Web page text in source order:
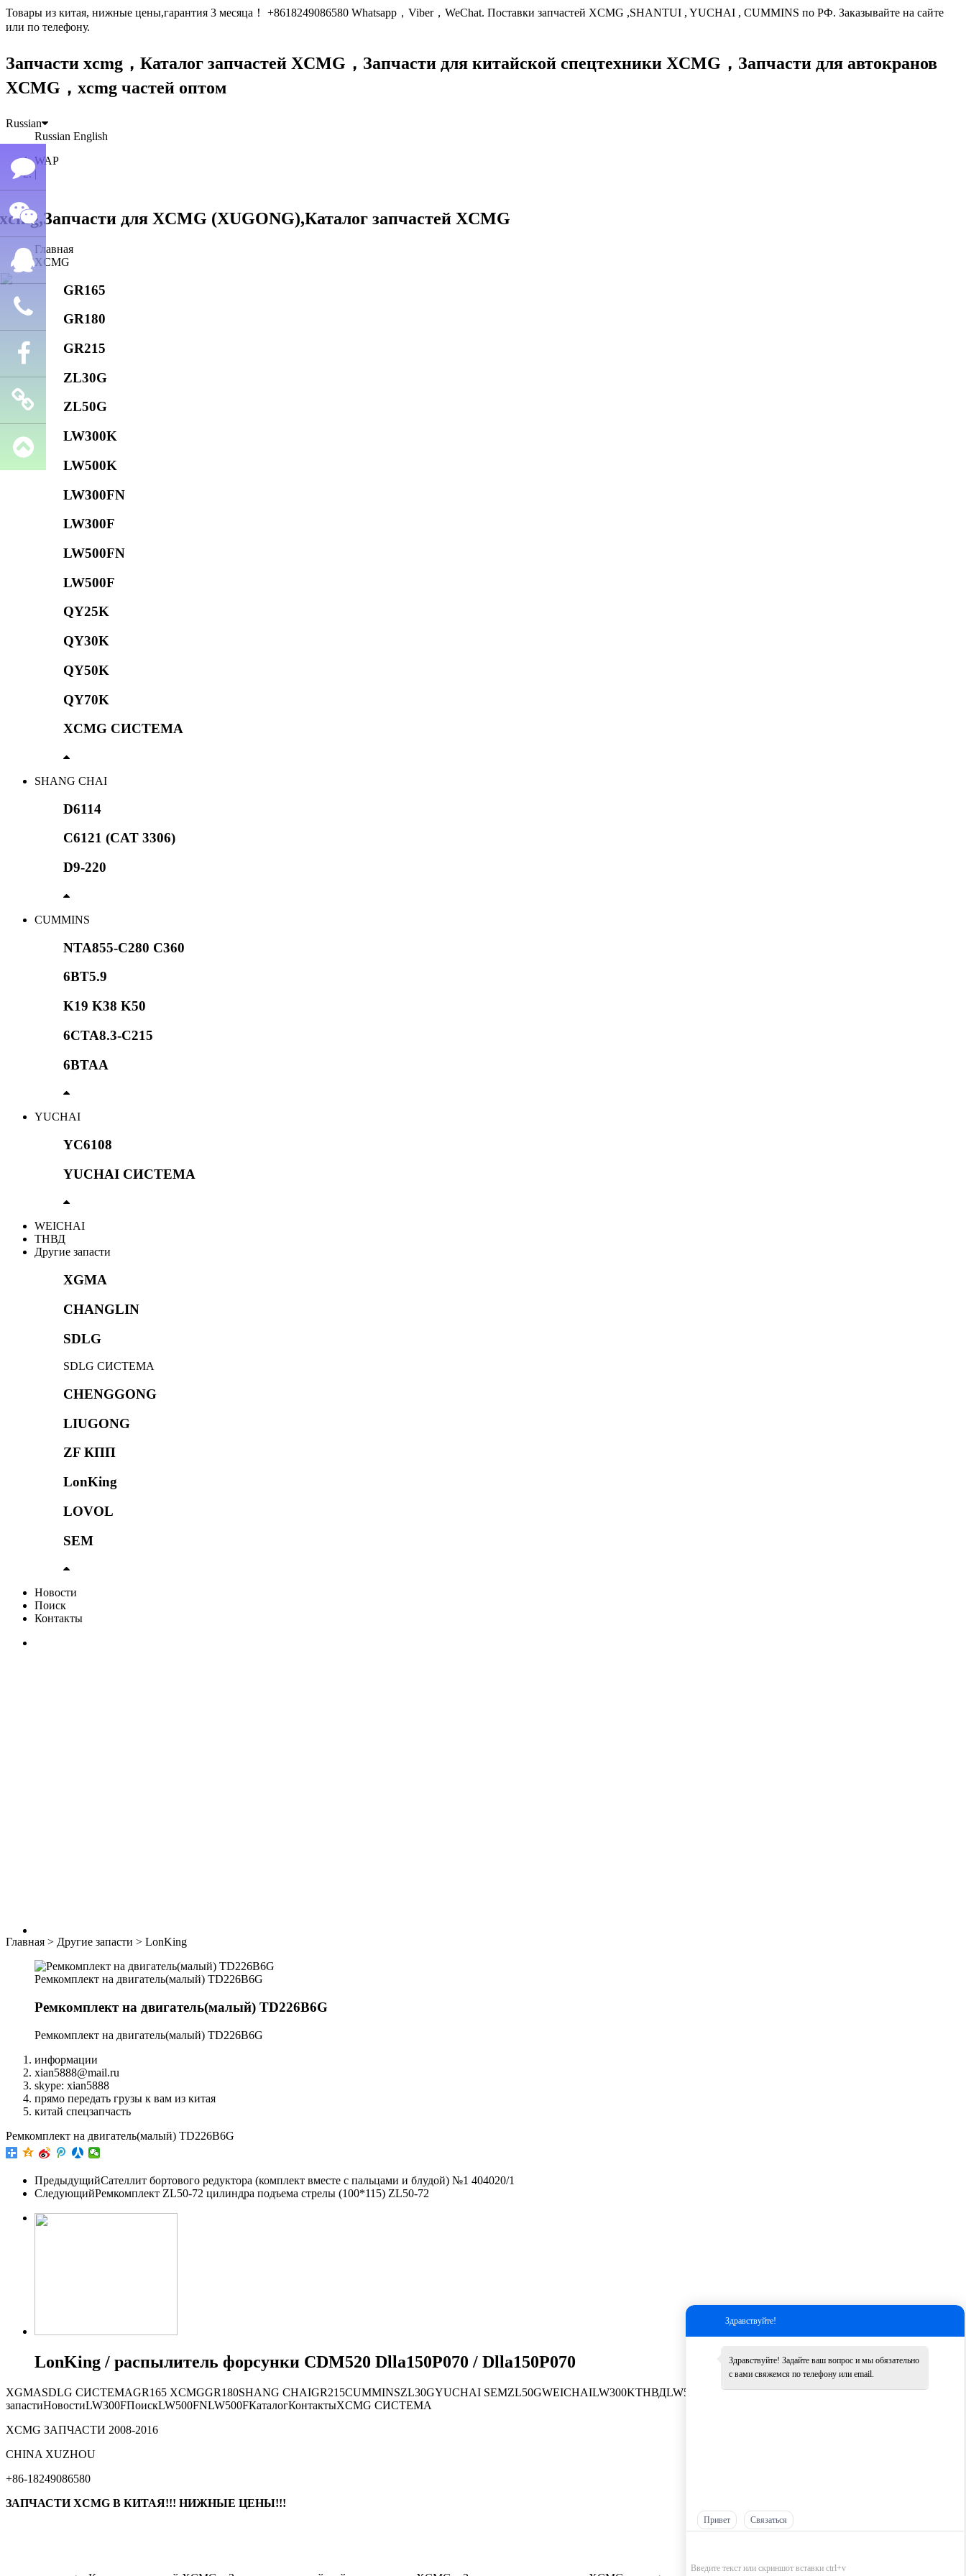
Товары из китая, нижные цены,гарантия 3 месяца！ +8618249086580 Whatsapp，Viber，WeChat. Поставки запчастей XCMG ,SHANTUI , YUCHAI , CUMMINS по РФ. Заказывайте на сайте
или по телефону.
Запчасти xcmg，Каталог запчастей XCMG， Запчасти для китайской спецтехники XCMG， Запчасти для автокранов
XCMG，xcmg частей оптом
Russian
Russian English
WAP
|
Главная
XCMG
GR165
GR180
GR215
ZL30G
ZL50G
LW300K
LW500K
LW300FN
LW300F
LW500FN
LW500F
QY25K
QY30K
QY50K
QY70K
XCMG СИСТЕМА
SHANG CHAI
D6114
C6121 (CAT 3306)
D9-220
CUMMINS
NTA855-C280 C360
6BT5.9
K19 K38 K50
6CTA8.3-C215
6BTAA
YUCHAI
YC6108
YUCHAI СИСТЕМА
WEICHAI
ТНВД
Другие запасти
XGMA
CHANGLIN
SDLG
SDLG СИСТЕМА
CHENGGONG
LIUGONG
ZF КПП
LonKing
LOVOL
SEM
Новости
Поиск
Контакты
Главная > Другие запасти > LonKing
Ремкомплект на двигатель(малый) TD226B6G
Ремкомплект на двигатель(малый) TD226B6G
Ремкомплект на двигатель(малый) TD226B6G
информации
xian5888@mail.ru
skype: xian5888
прямо передать грузы к вам из китая
китай спецзапчасть
Ремкомплект на двигатель(малый) TD226B6G
ПредыдущийСателлит бортового редуктора (комплект вместе с пальцами и блудой) №1 404020/1
СледующийРемкомплект ZL50-72 цилиндра подъема стрелы (100*115) ZL50-72
LonKing / распылитель форсунки CDM520 Dlla150P070 / Dlla150P070
XGMASDLG СИСТЕМАGR165 XCMGGR180SHANG CHAIGR215CUMMINSZL30GYUCHAI SEMZL50GWEICHAILW300KТНВДLW500K
Другие
запастиНовостиLW300FПоискLW500FNLW500FКаталогКонтактыXCMG СИСТЕМА
XCMG ЗАПЧАСТИ 2008-2016
Здравствуйте!
Здравствуйте! Задайте ваш вопрос и мы обязательно
с вами свяжемся по телефону или email.
Привет Связаться
СHINA XUZHOU
+86-18249086580
ЗАПЧАСТИ XCMG В КИТАЯ!!! НИЖНЫЕ ЦЕНЫ!!!
Семён
лю
WeChat
QQ
Телефон
Facebook
Запчасти